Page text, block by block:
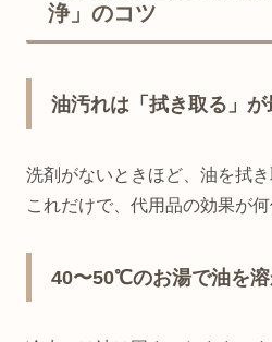
浄」のコツ
油汚れは「拭き取る」が
洗剤がないときほど、油を拭き
これだけで、代用品の効果が何
40〜50℃のお湯で油を